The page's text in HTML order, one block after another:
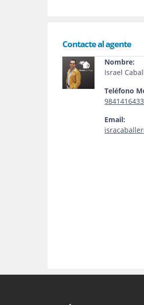
Contacte al agente
Nombre:
Israel
Teléfono
9841416433
Email: